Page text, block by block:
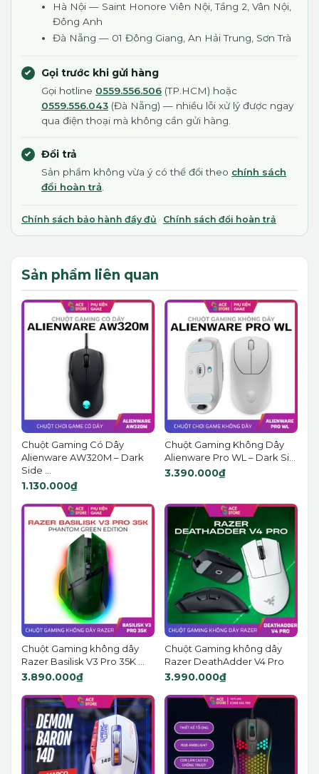
Hà Nội — Saint Honore Viên Nội, Tầng 2, Vân Nội,
Đông Anh
Đà Nẵng — 01 Đông Giang, An Hải Trung, Sơn Trà
Gọi trước khi gửi hàng
Gọi hotline 0559.556.506 (TP.HCM) hoặc
0559.556.043 (Đà Nẵng) — nhiều lỗi xử lý được ngay
qua điện thoại mà không cần gửi hàng.
Đổi trả
Sản phẩm không vừa ý có thể đổi theo chính sách
đổi hoàn trả
Chính sách bảo hành đầy đủ · Chính sách đổi hoàn trả
Sản phẩm liên quan
Chuột Gaming Có Dây
Alienware AW320M – Dark
Side ...
1.130.000₫
Chuột Gaming Không Dây
Alienware Pro WL – Dark Si...
3.390.000₫
Chuột Gaming không dây
Razer Basilisk V3 Pro 35K ...
3.890.000₫
Chuột Gaming không dây
Razer DeathAdder V4 Pro
3.990.000₫